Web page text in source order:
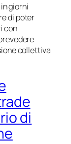
giorni
di poter
con
collettiva
di